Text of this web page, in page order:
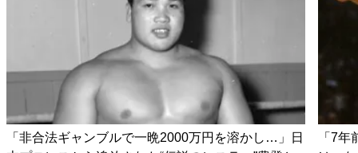
「非合法ギャンブルで一晩2000万円を溶かし…」日
「7